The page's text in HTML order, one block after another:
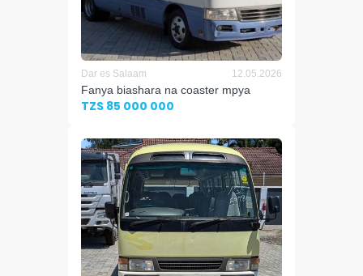
Dar es Salaam 12.05.2026
Fanya biashara na coaster mpya
TZS 85 000 000